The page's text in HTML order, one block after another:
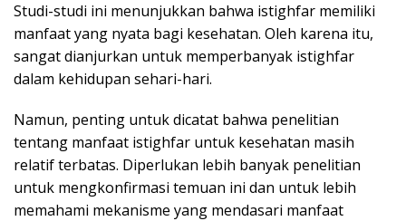
Studi-studi ini menunjukkan bahwa istighfar memiliki
manfaat yang nyata bagi kesehatan. Oleh karena itu,
sangat dianjurkan untuk memperbanyak istighfar
dalam kehidupan sehari-hari.
Namun, penting untuk dicatat bahwa penelitian
tentang manfaat istighfar untuk kesehatan masih
relatif terbatas. Diperlukan lebih banyak penelitian
untuk mengkonfirmasi temuan ini dan untuk lebih
memahami mekanisme yang mendasari manfaat